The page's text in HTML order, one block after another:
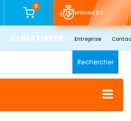
0
SPÉCIALE ÉTÉ
CLIMATISEUR Entreprise
Rechercher